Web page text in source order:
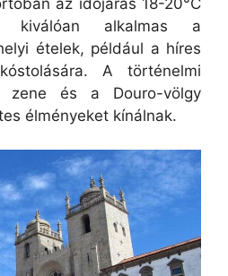
alkalmas a
ételek, például a híres
A történelmi
zene és a Douro-völgy
élményeket kínálnak.